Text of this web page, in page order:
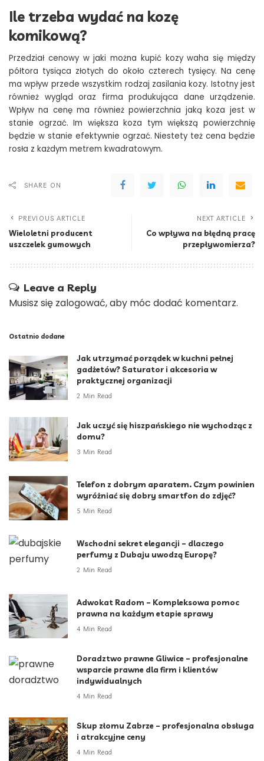
Ile trzeba wydać na kozę
komikową?
Przedział cenowy w jaki można kupić kozy waha się między
półtora tysiąca złotych do około czterech tysięcy. Na cenę
ma wpływ przede wszystkim rodzaj zasilania kozy. Istotny jest
również wygląd oraz firma produkująca dane urządzenie.
Wpływ na cenę ma również powierzchnia jaką koza jest w
stanie ogrzać. Im większa koza tym większą powierzchnię
będzie w stanie efektywnie ogrzać. Niestety też cena będzie
rosła z każdym metrem kwadratowym.
SHARE ON
PREVIOUS ARTICLE
Wieloletni producent
uszczelek gumowych
NEXT ARTICLE
Co wpływa na błędną pracę
przepływomierza?
Leave a Reply
Musisz się zalogować, aby móc dodać komentarz.
Ostatnio dodane
Jak utrzymać porządek w kuchni pełnej
gadżetów? Saturator i akcesoria w
praktycznej organizacji
2 Min Read
Jak uczyć się hiszpańskiego nie wychodząc z
domu?
3 Min Read
Telefon z dobrym aparatem. Czym powinien
wyróżniać się dobry smartfon do zdjęć?
5 Min Read
Wschodni sekret elegancji – dlaczego
perfumy z Dubaju uwodzą Europę?
2 Min Read
Adwokat Radom – Kompleksowa pomoc
prawna na każdym etapie sprawy
4 Min Read
Doradztwo prawne Gliwice – profesjonalne
wsparcie prawne dla firm i klientów
indywidualnych
4 Min Read
Skup złomu Zabrze – profesjonalna obsługa
i atrakcyjne ceny
4 Min Read